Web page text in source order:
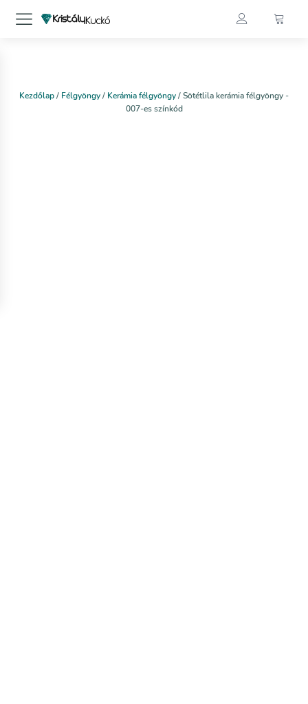
Kezdőlap/ Félgyöngy/ Kerámia félgyöngy/ Sötétlila kerámia félgyöngy -
007-es színkód